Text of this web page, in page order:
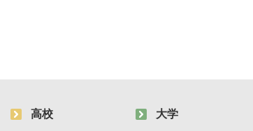
高校 大学